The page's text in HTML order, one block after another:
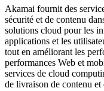
Akamai fournit des
sécurité et de contenu
solutions cloud pour les
applications et les
tout en améliorant les
performances Web et
services de cloud
de livraison de contenu et